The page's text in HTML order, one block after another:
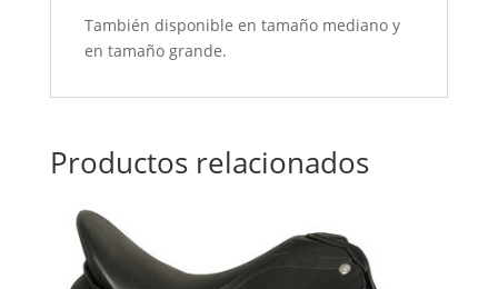
También disponible en tamaño mediano y
en tamaño grande.
Productos relacionados